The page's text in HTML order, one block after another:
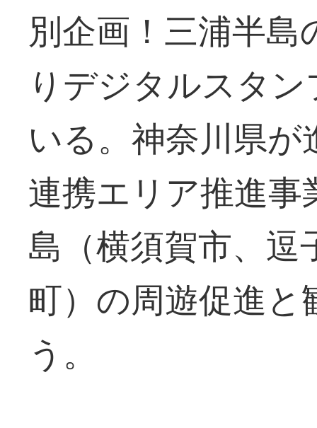
別企画！三浦半
りデジタルスタ
いる。神奈川県
連携エリア推進
島（横須賀市、逗
町）の周遊促進
う。